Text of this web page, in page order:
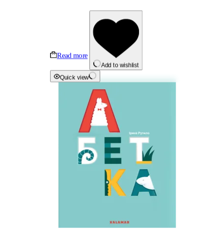
Read more
Add to wishlist
Quick view